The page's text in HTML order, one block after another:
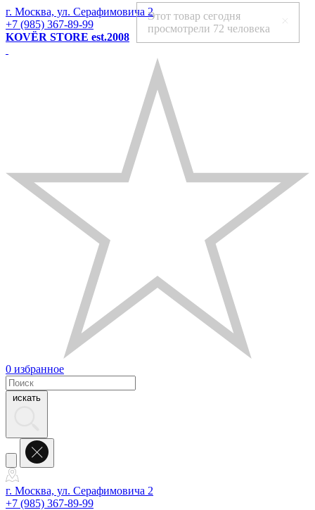
г. Москва, ул. Серафимовича 2
+7 (985) 367-89-99
KOVЁR STORE est.2008
0 избранное
г. Москва, ул. Серафимовича 2
+7 (985) 367-89-99
Этот товар сегодня
просмотрели 72 человека